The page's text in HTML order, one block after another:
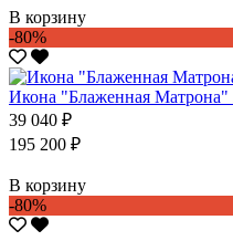
В корзину
-80%
Икона "Блаженная Матрона"
39 040 ₽
195 200 ₽
В корзину
-80%